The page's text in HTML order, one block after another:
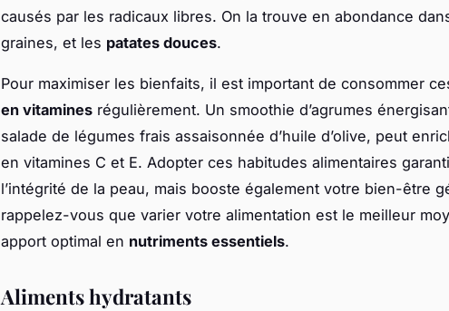
causés par les radicaux libres. On la trouve en abondance
graines, et les patates douces.
Pour maximiser les bienfaits, il est important de consommer
en vitamines régulièrement. Un smoothie d’agrumes
salade de légumes frais assaisonnée d’huile d’olive, peut
en vitamines C et E. Adopter ces habitudes alimentaires
l’intégrité de la peau, mais booste également votre bien-être
rappelez-vous que varier votre alimentation est le meilleur
apport optimal en nutriments essentiels.
Aliments hydratants